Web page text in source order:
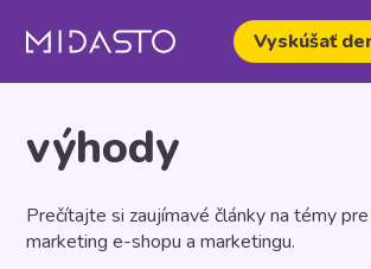
Vyskúšať
výhody
Prečítajte si zaujímavé články na témy
marketing e-shopu a marketingu.